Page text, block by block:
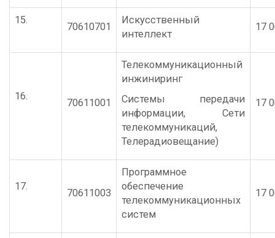
15.
70610701
Искусственный
интеллект
17
16.
70611001
Телекоммуникационный
инжиниринг
Системы передачи
информации, Сети
телекоммуникаций,
Телерадиовещание)
17
17.
70611003
Программное
обеспечение
телекоммуникационных
систем
17